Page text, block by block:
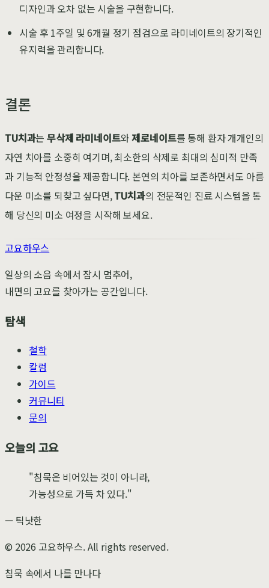
디자인과 오차 없는 시술을 구현합니다.
시술 후 1주일 및 6개월 정기 점검으로 라미네이트의 장기적인
유지력을 관리합니다.
결론
TU치과는무삭제 라미네이트와제로네이트를 통해 환자 개개인의
자연 치아를 소중히 여기며, 최소한의 삭제로 최대의 심미적 만족
과 기능적 안정성을 제공합니다. 본연의 치아를 보존하면서도 아름
다운 미소를 되찾고 싶다면,TU치과의 전문적인 진료 시스템을 통
해 당신의 미소 여정을 시작해 보세요.
고요하우스
일상의 소음 속에서 잠시 멈추어,
내면의 고요를 찾아가는 공간입니다.
탐색
철학
칼럼
가이드
커뮤니티
문의
오늘의 고요
"침묵은 비어있는 것이 아니라,
가능성으로 가득 차 있다."
— 틱낫한
© 2026 고요하우스. All rights reserved.
침묵 속에서 나를 만나다